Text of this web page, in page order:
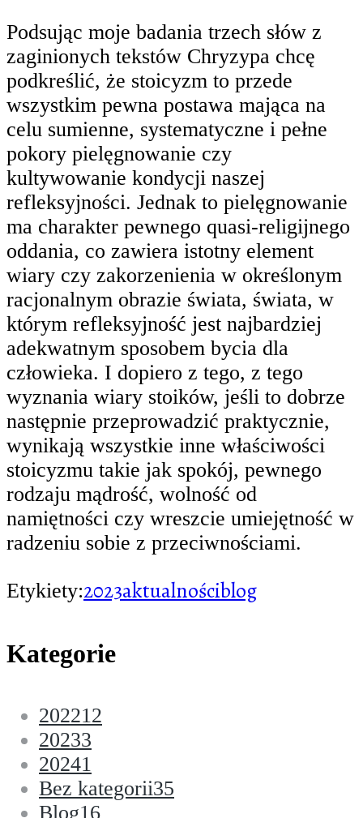
Podsując moje badania trzech słów z
zaginionych tekstów Chryzypa chcę
podkreślić, że stoicyzm to przede
wszystkim pewna postawa mająca na
celu sumienne, systematyczne i pełne
pokory pielęgnowanie czy
kultywowanie kondycji naszej
refleksyjności. Jednak to pielęgnowanie
ma charakter pewnego quasi-religijnego
oddania, co zawiera istotny element
wiary czy zakorzenienia w określonym
racjonalnym obrazie świata, świata, w
którym refleksyjność jest najbardziej
adekwatnym sposobem bycia dla
człowieka. I dopiero z tego, z tego
wyznania wiary stoików, jeśli to dobrze
następnie przeprowadzić praktycznie,
wynikają wszystkie inne właściwości
stoicyzmu takie jak spokój, pewnego
rodzaju mądrość, wolność od
namiętności czy wreszcie umiejętność w
radzeniu sobie z przeciwnościami.
Etykiety:2023aktualnościblog
Kategorie
202212
20233
20241
Bez kategorii35
Blog16